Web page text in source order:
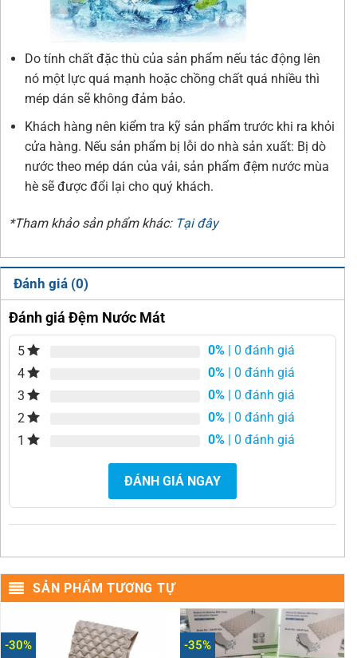
Do tính chất đặc thù của sản phẩm nếu tác động lên
nó một lực quá mạnh hoặc chồng chất quá nhiều thì
mép dán sẽ không đảm bảo.
Khách hàng nên kiểm tra kỹ sản phẩm trước khi ra khỏi
cửa hàng. Nếu sản phẩm bị lỗi do nhà sản xuất: Bị dò
nước theo mép dán của vải, sản phẩm đệm nước mùa
hè sẽ được đổi lại cho quý khách.
*Tham khảo sản phẩm khác: Tại đây
Đánh giá (0)
Đánh giá Đệm Nước Mát
5 0% | 0 đánh giá
4
0% | 0 đánh giá
3
0% | 0 đánh giá
2
0% | 0 đánh giá
1
0% | 0 đánh giá
ĐÁNH GIÁ NGAY
SẢN PHẨM TƯƠNG TỰ
-30% -35%